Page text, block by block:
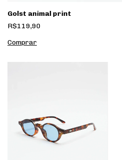
Golst animal print
R$119,90